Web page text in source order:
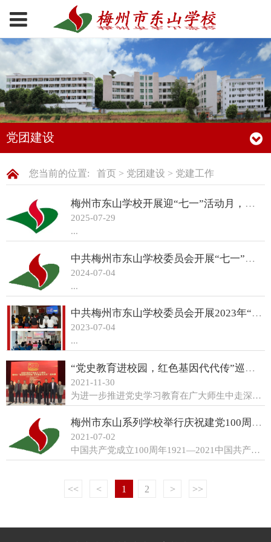
党团建设
您当前的位置: 首页> 党团建设 > 党建工作
梅州市东山学校开展迎“七一”活动月，共庆建党104周年
2025-07-29
...
中共梅州市东山学校委员会开展“七一”建党节系列活动
2024-07-04
...
中共梅州市东山学校委员会开展2023年“七一”建党节系列活动
2023-07-04
...
“党史教育进校园，红色基因代代传”巡回展在东山学校顺利举行
2021-11-30
为进一步推进党史学习教育在广大师生中走深走实，引领全体师生切实做到学史明理、学史增信、学史崇德、学史力行，11月29日下午，由梅州市关心下一代工作委员会、梅州市教育局、中共梅州市委党史研究室等多家单位联合主办的“党史教育进校园，红色基因代代传”巡回展...
梅州市东山系列学校举行庆祝建党100周年主题活动
2021-07-02
中国共产党成立100周年1921—2021中国共产党100年的光辉历程，是一幅波澜壮阔的历史画卷，是一部催人奋进的长歌史诗。为庆祝中国共产党百年华诞，回顾党的光辉历程，讴歌党的丰功伟绩，梅州市东山系列学校（含东山学校、培英中学、东山学校附属小学）举行...
<< < 1 2 > >>